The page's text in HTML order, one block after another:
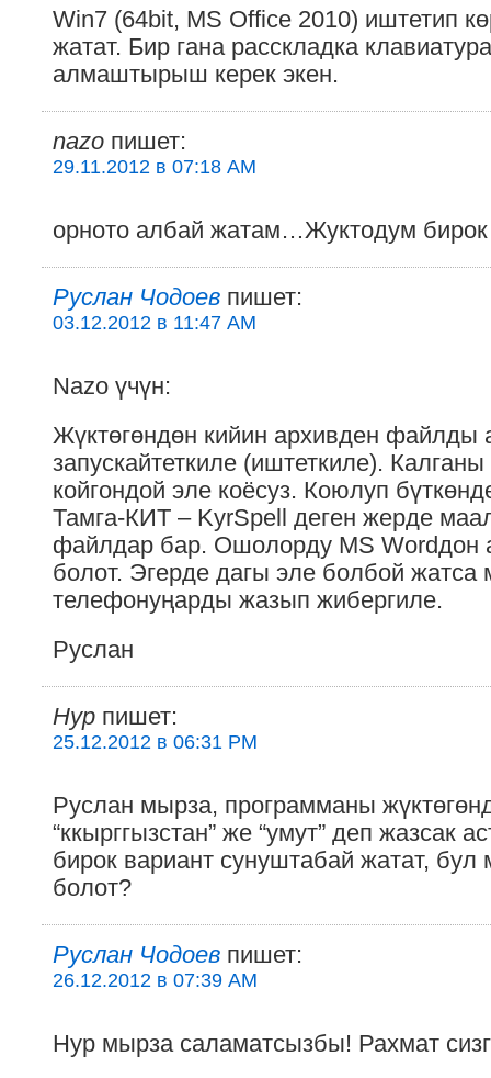
Win7 (64bit, MS Office 2010) иштетип
жатат. Бир гана расскладка
алмаштырыш керек экен.
nazo пишет:
29.11.2012 в 07:18 AM
орното албай жатам…Жуктодум бирок
Руслан Чодоев пишет:
03.12.2012 в 11:47 AM
Nazo үчүн:
Жүктөгөндөн кийин архивден
запускайтеткиле (иштеткиле).
койгондой эле коёсуз. Коюлуп
Тамга-КИТ – KyrSpell деген жерде
файлдар бар. Ошолорду MS Wordдон
болот. Эгерде дагы эле болбой жатса
телефонуңарды жазып жибергиле.
Руслан
Hyp пишет:
25.12.2012 в 06:31 PM
Руслан мырза, программаны
“ккырггызстан” же “умут” деп жазсак
бирок вариант сунуштабай жатат, бул
болот?
Руслан Чодоев пишет:
26.12.2012 в 07:39 AM
Нур мырза саламатсызбы! Рахмат